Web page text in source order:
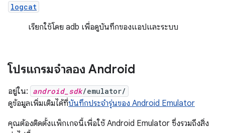
logcat
เรียกใช้โดย adb เพื่อดูบันทึกของแอปและระบบ
โปรแกรมจำลอง Android
อยู่ใน: android_sdk/emulator/
ดูข้อมูลเพิ่มเติมได้ที่บันทึกประจำรุ่นของ Android Emulator
คุณต้องติดตั้งแพ็กเกจนี้เพื่อใช้ Android Emulator ซึ่งรวมถึงสิ่ง